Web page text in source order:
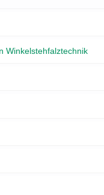
Winkelstehfalztechnik